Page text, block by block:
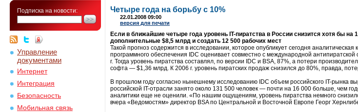
Подписка на новости:
Управление
документами
Интернет
Интеграция
Безопасность
Мобильная связь
Четыре года на борьбу с 10%
22.01.2008 09:00
версия для печати
Если в ближайшие четыре года уровень IT-пиратства в России снизится хотя бы на
дополнительные $8,5 млрд и создать 12 500 рабочих мест
Такой прогноз содержится в исследовании, которое опубликует сегодня
программного обеспечения IDC оценивает совместно с международной
г. Тогда уровень пиратства составлял, по версии IDC и BSA, 87%, а потери
софта — $1,36 млрд. К 2006 г. уровень пиратских продаж снизился до 80%, правда,
В прошлом году согласно нынешнему исследованию IDC объем российского IT-рынка
российской IT-отрасли занято около 131 500 человек — почти на 16 000 больше, чем
аналитики еще не оценили. «По нашим ощущениям, уровень пиратства немного
вчера «Ведомостям» директор BSA по Центральной и Восточной Европе Георг